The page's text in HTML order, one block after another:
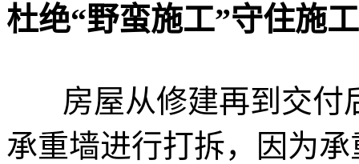
杜绝“野蛮施工”守住施
房屋从修建再到交付
承重墙进行打拆，因为